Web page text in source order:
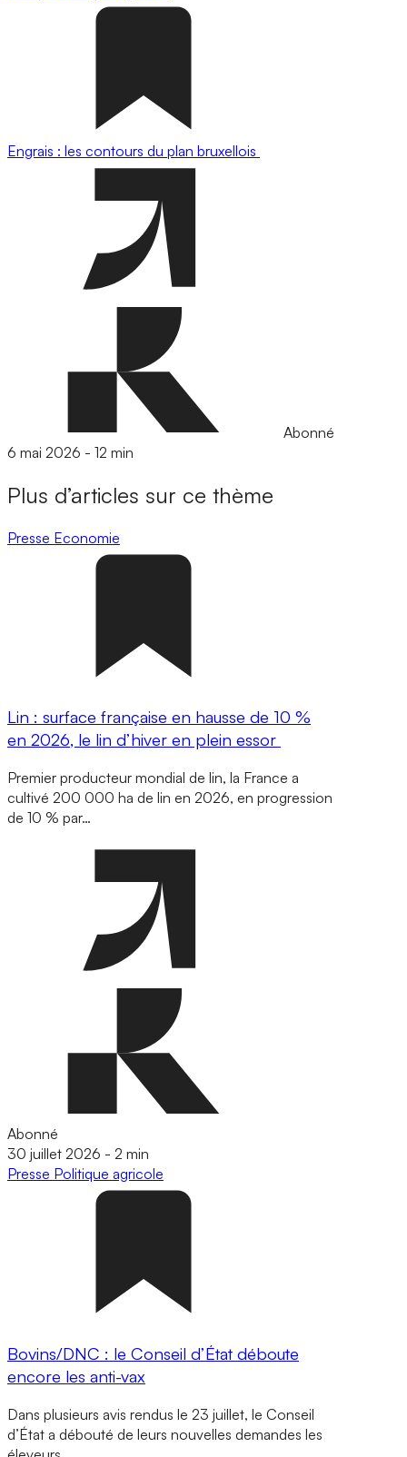
Engrais : les contours du plan bruxellois
Abonné
6 mai 2026 - 12 min
Plus d’articles sur ce thème
Presse Economie
Lin : surface française en hausse de 10 %
en 2026, le lin d’hiver en plein essor
Premier producteur mondial de lin, la France a
cultivé 200 000 ha de lin en 2026, en progression
de 10 % par…
Abonné
30 juillet 2026 - 2 min
Presse Politique agricole
Bovins/DNC : le Conseil d’État déboute
encore les anti-vax
Dans plusieurs avis rendus le 23 juillet, le Conseil
d’État a débouté de leurs nouvelles demandes les